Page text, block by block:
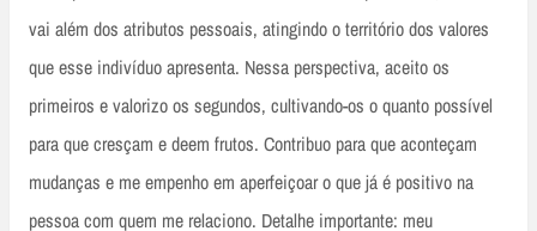
vai além dos atributos pessoais, atingindo o território dos valores
que esse indivíduo apresenta. Nessa perspectiva, aceito os
primeiros e valorizo os segundos, cultivando-os o quanto possível
para que cresçam e deem frutos. Contribuo para que aconteçam
mudanças e me empenho em aperfeiçoar o que já é positivo na
pessoa com quem me relaciono. Detalhe importante: meu